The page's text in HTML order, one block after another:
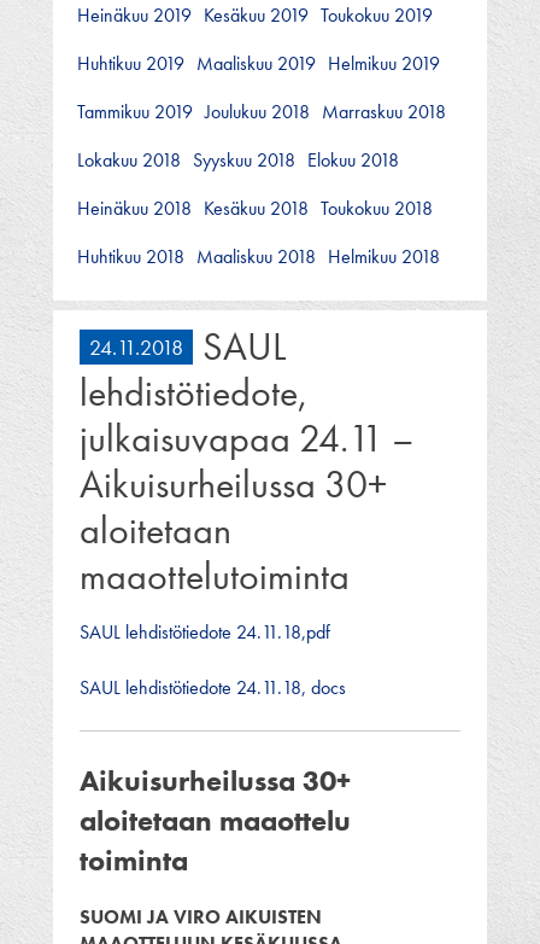
Heinäkuu 2019 Kesäkuu 2019 Toukokuu 2019
Huhtikuu 2019 Maaliskuu 2019 Helmikuu 2019
Tammikuu 2019 Joulukuu 2018 Marraskuu 2018
Lokakuu 2018 Syyskuu 2018 Elokuu 2018
Heinäkuu 2018 Kesäkuu 2018 Toukokuu 2018
Huhtikuu 2018 Maaliskuu 2018 Helmikuu 2018
24.11.2018
SAUL
lehdistötiedote,
julkaisuvapaa 24.11 –
Aikuisurheilussa 30+
aloitetaan
maaottelutoiminta
SAUL lehdistötiedote 24.11.18,pdf
SAUL lehdistötiedote 24.11.18, docs
Aikuisurheilussa 30+
aloitetaan maaottelu
toiminta
SUOMI JA VIRO AIKUISTEN